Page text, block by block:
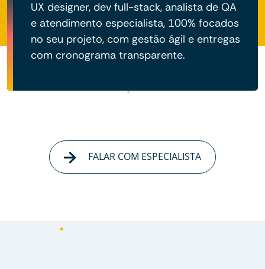
UX designer, dev full-stack, analista de QA
e atendimento especialista, 100% focados
no seu projeto, com gestão ágil e entregas
com cronograma transparente.
FALAR COM ESPECIALISTA